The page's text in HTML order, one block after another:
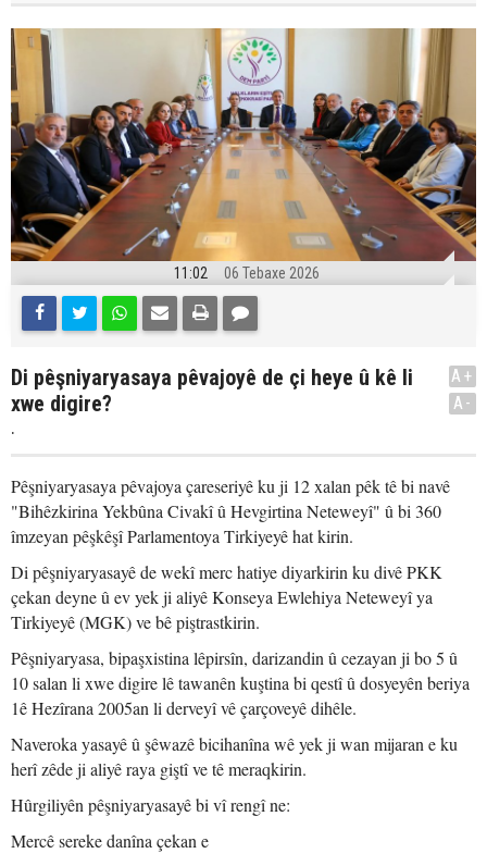
11:02 06 Tebaxe 2026
Di pêşniyaryasaya pêvajoyê de çi heye û kê li
xwe digire?
.
A+
A-
Pêşniyaryasaya pêvajoya çareseriyê ku ji 12 xalan pêk tê bi navê
"Bihêzkirina Yekbûna Civakî û Hevgirtina Neteweyî" û bi 360
îmzeyan pêşkêşî Parlamentoya Tirkiyeyê hat kirin.
Di pêşniyaryasayê de wekî merc hatiye diyarkirin ku divê PKK
çekan deyne û ev yek ji aliyê Konseya Ewlehiya Neteweyî ya
Tirkiyeyê (MGK) ve bê piştrastkirin.
Pêşniyaryasa, bipaşxistina lêpirsîn, darizandin û cezayan ji bo 5 û
10 salan li xwe digire lê tawanên kuştina bi qestî û dosyeyên beriya
1ê Hezîrana 2005an li derveyî vê çarçoveyê dihêle.
Naveroka yasayê û şêwazê bicihanîna wê yek ji wan mijaran e ku
herî zêde ji aliyê raya giştî ve tê meraqkirin.
Hûrgiliyên pêşniyaryasayê bi vî rengî ne:
Mercê sereke danîna çekan e